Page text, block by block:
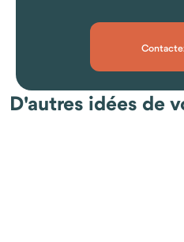
D'autres idées de